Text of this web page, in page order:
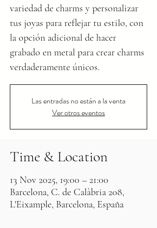
variedad de charms y personalizar
tus joyas para reflejar tu estilo, con
la opción adicional de hacer
grabado en metal para crear charms
verdaderamente únicos.
Las entradas no están a la venta
Ver otros eventos
Time & Location
13 Nov 2025, 19:00 – 21:00
Barcelona, C. de Calàbria 208,
L'Eixample, Barcelona, España